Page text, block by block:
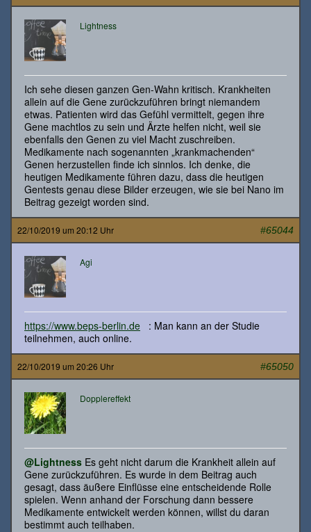
Lightness
Ich sehe diesen ganzen Gen-Wahn kritisch. Krankheiten
allein auf die Gene zurückzuführen bringt niemandem
etwas. Patienten wird das Gefühl vermittelt, gegen ihre
Gene machtlos zu sein und Ärzte helfen nicht, weil sie
ebenfalls den Genen zu viel Macht zuschreiben.
Medikamente nach sogenannten „krankmachenden“
Genen herzustellen finde ich sinnlos. Ich denke, die
heutigen Medikamente führen dazu, dass die heutigen
Gentests genau diese Bilder erzeugen, wie sie bei Nano im
Beitrag gezeigt worden sind.
22/10/2019 um 20:12 Uhr #65044
Agi
https://www.beps-berlin.de : Man kann an der Studie
teilnehmen, auch online.
22/10/2019 um 20:26 Uhr #65050
Dopplereffekt
@Lightness Es geht nicht darum die Krankheit allein auf
Gene zurückzuführen. Es wurde in dem Beitrag auch
gesagt, dass äußere Einflüsse eine entscheidende Rolle
spielen. Wenn anhand der Forschung dann bessere
Medikamente entwickelt werden können, willst du daran
bestimmt auch teilhaben.